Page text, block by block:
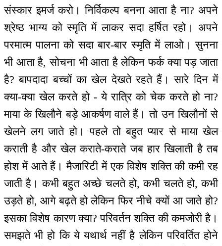
संस्कार इमर्ज करो। निर्विकल्प बनना आता है ना? अपने
श्रेष्ठ भाग्य को स्मृति में लाकर सदा हर्षित रहो। अपने
परमात्म पालना को सदा बार-बार स्मृति में लाओ। सुनना
भी आता है, सोचना भी आता है लेकिन फर्क क्या पड़ जाता
है? बापदादा बच्चों का खेल देखते रहते हैं। सारे दिन में
क्या-क्या खेल करते हो - ये रात्रि को चेक करते हो ना?
माया के खिलौने बड़े आकर्षण वाले हैं। तो उन खिलौनों से
खेलने लग जाते हो। पहले तो बहुत प्यार से माया खेल
कराती है और खेल कराते-कराते जब हार खिलाती है तब
होश में आते हैं। मैजारिटी में एक विशेष शक्ति की कमी रह
जाती है। कभी बहुत अच्छे चलते हो, कभी चलते हो, कभी
उड़ते हो, आगे बढ़ते हो लेकिन फिर नीचे क्यों आ जाते हो?
इसका विशेष कारण क्या? परिवर्तन शक्ति की कमजोरी है।
समझते भी हो कि ये यथार्थ नहीं है लेकिन परिवर्तित होने